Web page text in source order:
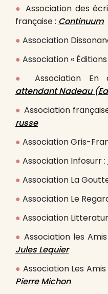
● Association des
française : Continuum
● Association
● Association «
●
Association En
attendant Nadeau
● Association
russe
● Association Gris-
● Association Infosurr :
● Association La
● Association Le
● Association
● Association les
Jules Lequier
● Association Les
Pierre Michon